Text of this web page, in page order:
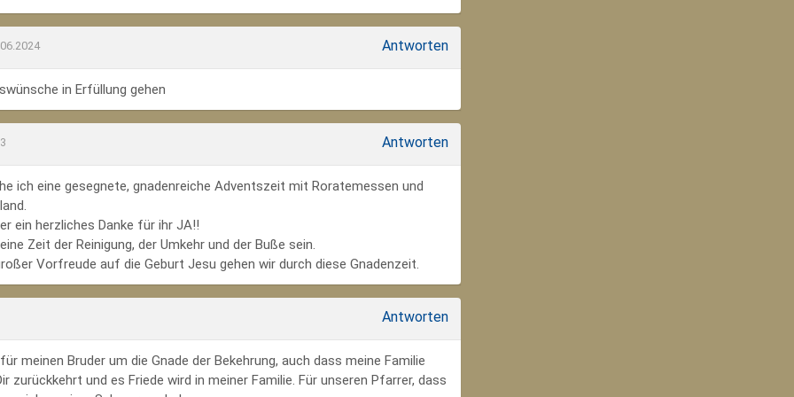
Antworten
in Erfüllung gehen
Antworten
ich eine gesegnete, gnadenreiche Adventszeit mit Roratemessen und
ein herzliches Danke für ihr JA!!
Zeit der Reinigung, der Umkehr und der Buße sein.
Vorfreude auf die Geburt Jesu gehen wir durch diese Gnadenzeit.
Antworten
meinen Bruder um die Gnade der Bekehrung, auch dass meine Familie
zurückkehrt und es Friede wird in meiner Familie. Für unseren Pfarrer, dass